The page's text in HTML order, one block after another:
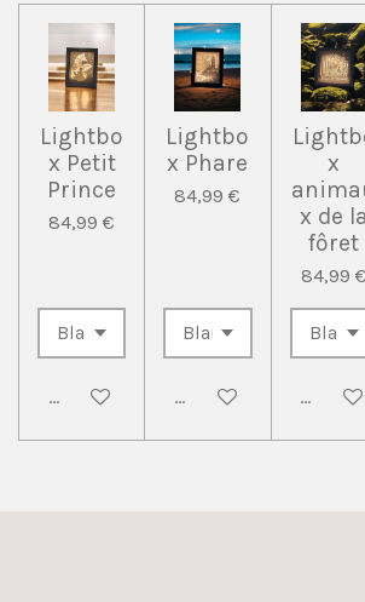
Lightbo
x Petit
Prince
84,99 €
Ajouter au panier
Lightbo
x Phare
84,99 €
Ajouter au panier
x
x de la
fôret
84,99 €
Ajouter